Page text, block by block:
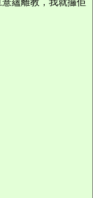
蘊離教，我就攞佢